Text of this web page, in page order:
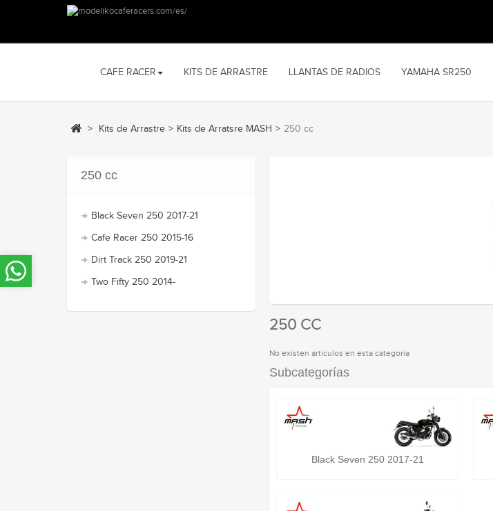
CAFE RACER KITS DE ARRASTRE LLANTAS DE RADIOS YAMAHA SR250
> Kits de Arrastre > Kits de Arratsre MASH > 250 cc
250 cc
Black Seven 250 2017-21
Cafe Racer 250 2015-16
Dirt Track 250 2019-21
Two Fifty 250 2014-
250 CC
No existen articulos en esta categoria
Subcategorías
Black Seven 250 2017-21